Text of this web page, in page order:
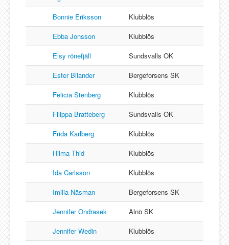
Bonnie Eriksson
Klubblös
Ebba Jonsson
Klubblös
Elsy rönefjäll
Sundsvalls OK
Ester Bilander
Bergeforsens SK
Felicia Stenberg
Klubblös
Filippa Bratteberg
Sundsvalls OK
Frida Karlberg
Klubblös
Hilma Thid
Klubblös
Ida Carlsson
Klubblös
Imilia Näsman
Bergeforsens SK
Jennifer Ondrasek
Alnö SK
Jennifer Wedin
Klubblös